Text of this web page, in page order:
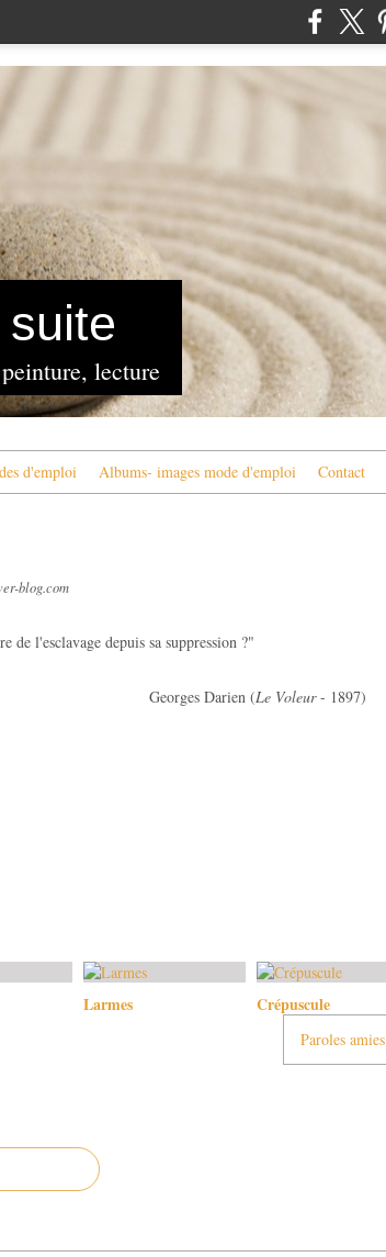
lecture
d'emploi Albums- images mode d'emploi Contact
blog.com
l'esclavage depuis sa suppression ?"
Darien (Le Voleur- 1897)
Larmes Crépuscule
Paroles amies